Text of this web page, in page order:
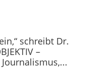
schreibt Dr.
–